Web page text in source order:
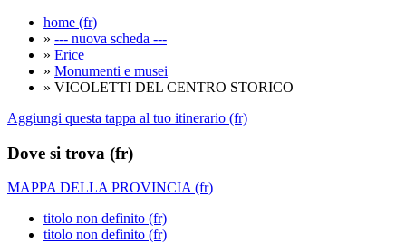
home (fr)
» --- nuova scheda ---
» Erice
» Monumenti e musei
» VICOLETTI DEL CENTRO STORICO
Aggiungi questa tappa al tuo itinerario (fr)
Dove si trova (fr)
MAPPA DELLA PROVINCIA (fr)
titolo non definito (fr)
titolo non definito (fr)